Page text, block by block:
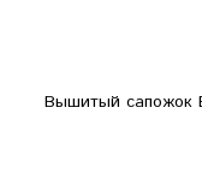
Вышитый сапожок